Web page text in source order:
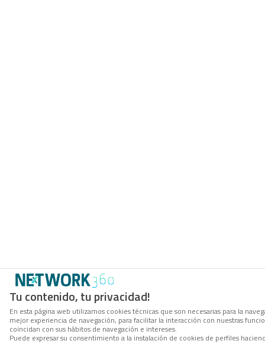
Tu contenido, tu privacidad!
En esta página web utilizamos cookies técnicas que son necesarias para la
mejor experiencia de navegación, para facilitar la interacción con nuestras
coincidan con sus hábitos de navegación e intereses.
Puede expresar su consentimiento a la instalación de cookies de perfiles